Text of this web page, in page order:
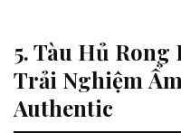
5. Tàu Hủ Rong
Trải Nghiệm
Authentic